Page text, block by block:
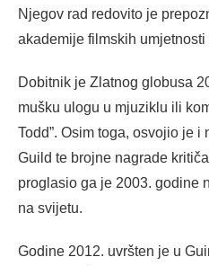
Njegov rad redovito je
akademije filmskih umjetnosti
Dobitnik je Zlatnog globusa
mušku ulogu u mjuziklu ili
Todd”. Osim toga, osvojio je i
Guild te brojne nagrade
proglasio ga je 2003. godine
na svijetu.
Godine 2012. uvršten je u